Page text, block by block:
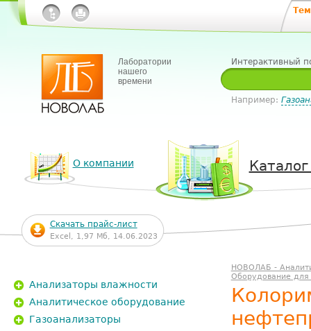
Лаборатории
нашего
времени
Интерактивный
Например:
О компании
Скачать прайс-лист
Excel, 1,97 Мб, 14.06.2023
НОВОЛАБ -
Оборудование
Анализаторы влажности
Аналитическое оборудование
Газоанализаторы